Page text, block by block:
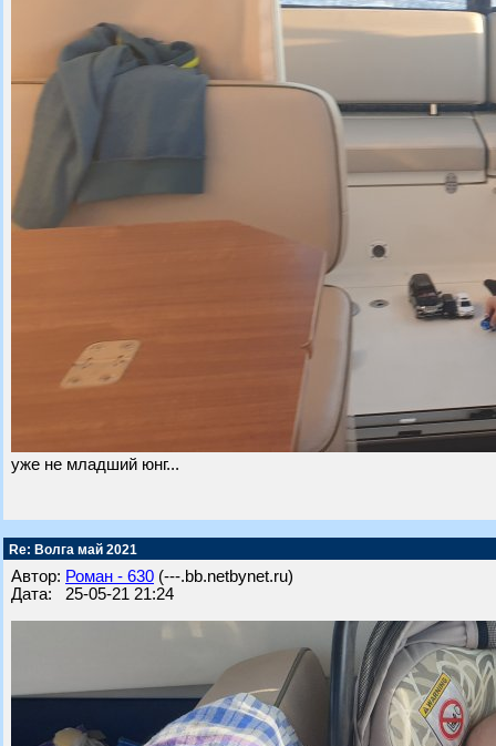
уже не младший юнг...
Re: Волга май 2021
Автор: Роман - 630 (---.bb.netbynet.ru)
Дата: 25-05-21 21:24